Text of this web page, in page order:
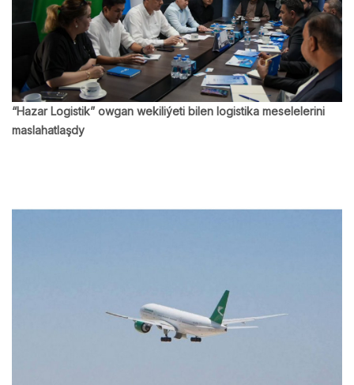
“Hazar Logistik” owgan wekiliýeti bilen logistika meselelerini
maslahatlaşdy